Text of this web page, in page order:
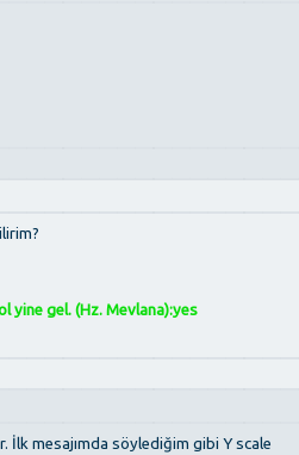
yine gel. (Hz. Mevlana):yes
İlk mesajımda söylediğim gibi Y scale